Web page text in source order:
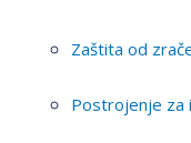
Zaštita od
Postrojenje za